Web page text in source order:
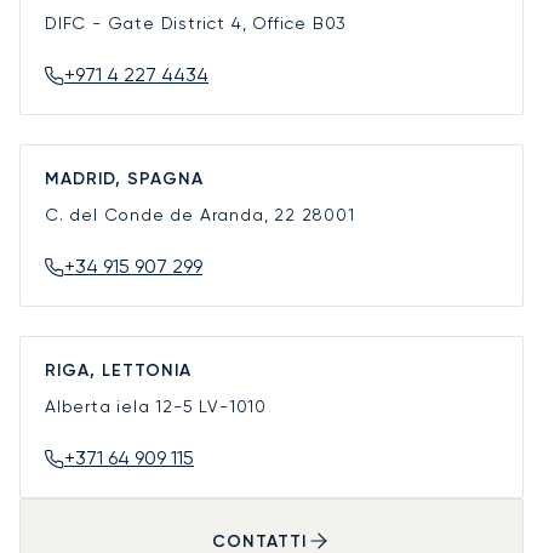
DIFC - Gate District 4, Office B03
+971 4 227 4434
MADRID, SPAGNA
C. del Conde de Aranda, 22 28001
+34 915 907 299
RIGA, LETTONIA
Alberta iela 12-5 LV-1010
+371 64 909 115
CONTATTI